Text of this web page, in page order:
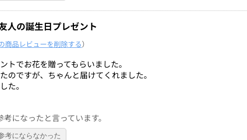
人の誕生日プレゼント
商品レビューを削除する）
トでお花を贈ってもらいました。
のですが、ちゃんと届けてくれました。
た。
になったと言っています。
考にならなかった